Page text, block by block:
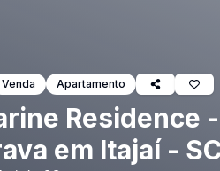
Venda Apartamento
Residence
em Itajaí -